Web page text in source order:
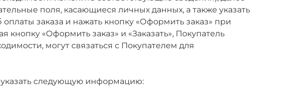
поля, касающиеся личных данных, а также указать
заказа и нажать кнопку «Оформить заказ» при
«Оформить заказ» и «Заказать», Покупатель
могут связаться с Покупателем для
следующую информацию: